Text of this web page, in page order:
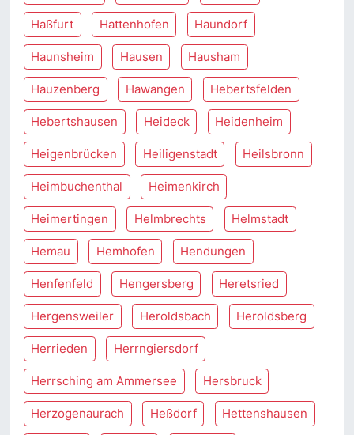
Haßfurt Hattenhofen Haundorf
Haunsheim Hausen Hausham
Hauzenberg Hawangen Hebertsfelden
Hebertshausen Heideck Heidenheim
Heigenbrücken Heiligenstadt Heilsbronn
Heimbuchenthal Heimenkirch
Heimertingen Helmbrechts Helmstadt
Hemau Hemhofen Hendungen
Henfenfeld Hengersberg Heretsried
Hergensweiler Heroldsbach Heroldsberg
Herrieden Herrngiersdorf
Herrsching am Ammersee Hersbruck
Herzogenaurach Heßdorf Hettenshausen